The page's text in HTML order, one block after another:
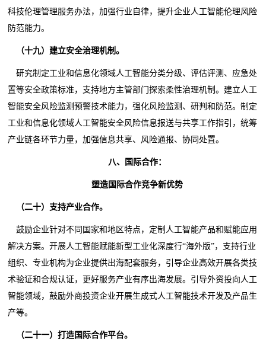
科技伦理管理服务办法，加强行业自律，提升企业人工智能伦理风险
防范能力。
（十九）建立安全治理机制。
研究制定工业和信息化领域人工智能分类分级、评估评测、应急处
置等安全政策标准，支持地方主管部门探索柔性治理机制。建立人工
智能安全风险监测预警技术能力，强化风险监测、研判和防范。制定
工业和信息化领域人工智能安全风险信息报送与共享工作指引，统筹
产业链各环节力量，加强信息共享、风险通报、协同处置。
八、国际合作：
塑造国际合作竞争新优势
（二十）支持产业合作。
鼓励企业针对不同国家和地区特点，定制人工智能产品和赋能应用
解决方案。开展人工智能赋能新型工业化深度行“海外版”，支持行业
组织、专业机构为企业提供出海配套服务，引导企业高效开展各类技
术验证和合规认证，更好服务产业有序出海发展。引导外资投向人工
智能领域，鼓励外商投资企业开展生成式人工智能技术开发及产品生
产等。
（二十一）打造国际合作平台。